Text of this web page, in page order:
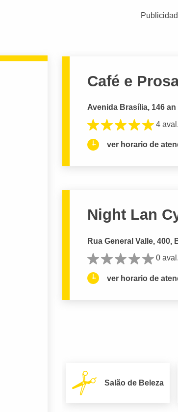
Café e
Avenida Brasília, 146
4 aval.
ver horario de
Night Lan
Rua General Valle, 400,
0 aval.
ver horario de
Salão de Beleza